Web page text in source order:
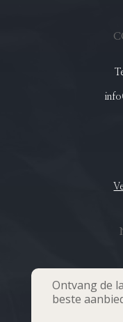
Ontvang de
beste